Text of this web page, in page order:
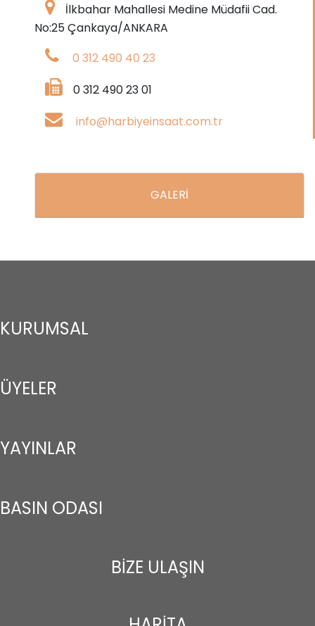
İlkbahar Mahallesi Medine Müdafii Cad.
No:25 Çankaya/ANKARA
0 312 490 40 23
0 312 490 23 01
info@harbiyeinsaat.com.tr
GALERİ
KURUMSAL
ÜYELER
YAYINLAR
BASIN ODASI
BİZE ULAŞIN